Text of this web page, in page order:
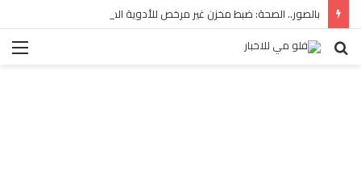
بالصور.. الصحة: ضبط مخزن غير مرخص للأدوية المهربة بالبساتين
بحث